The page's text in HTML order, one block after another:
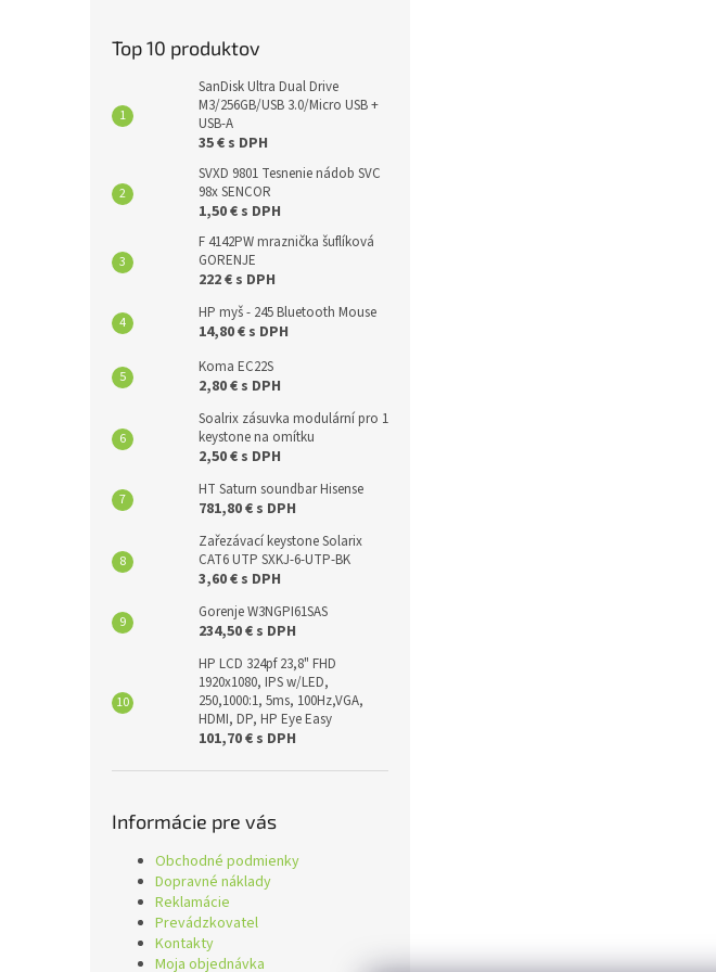
Top 10 produktov
SanDisk Ultra Dual Drive
M3/256GB/USB 3.0/Micro USB +
USB-A
35 € s DPH
SVXD 9801 Tesnenie nádob SVC
98x SENCOR
1,50 € s DPH
F 4142PW mraznička šuflíková
GORENJE
222 € s DPH
HP myš - 245 Bluetooth Mouse
14,80 € s DPH
Koma EC22S
2,80 € s DPH
Soalrix zásuvka modulární pro 1
keystone na omítku
2,50 € s DPH
HT Saturn soundbar Hisense
781,80 € s DPH
Zařezávací keystone Solarix
CAT6 UTP SXKJ-6-UTP-BK
3,60 € s DPH
Gorenje W3NGPI61SAS
234,50 € s DPH
HP LCD 324pf 23,8" FHD
1920x1080, IPS w/LED,
250,1000:1, 5ms, 100Hz,VGA,
HDMI, DP, HP Eye Easy
101,70 € s DPH
Informácie pre vás
Obchodné podmienky
Dopravné náklady
Reklamácie
Prevádzkovatel
Kontakty
Moja objednávka